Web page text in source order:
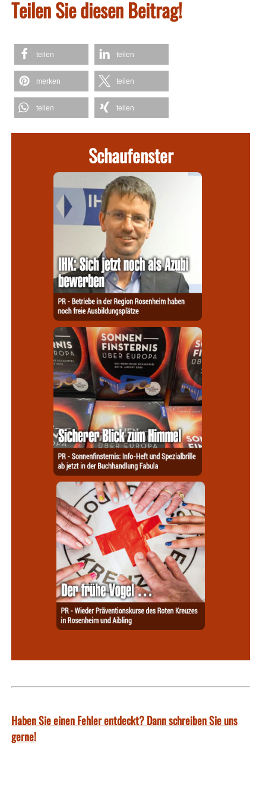
Teilen Sie diesen Beitrag!
teilen teilen
merken teilen
teilen teilen
Schaufenster
Haben Sie einen Fehler entdeckt? Dann schreiben Sie uns
gerne!